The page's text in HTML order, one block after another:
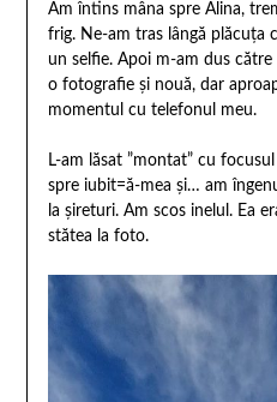
Am întins mâna spre Alina,
frig. Ne-am tras lângă plăcuța
un selfie. Apoi m-am dus
o fotografie și nouă, dar
momentul cu telefonul meu.
L-am lăsat ”montat” cu
spre iubit=ă-mea și… am
la șireturi. Am scos inelul. Ea
stătea la foto.